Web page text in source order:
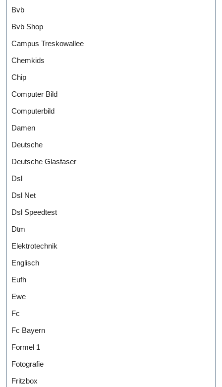
Bvb
Bvb Shop
Campus Treskowallee
Chemkids
Chip
Computer Bild
Computerbild
Damen
Deutsche
Deutsche Glasfaser
Dsl
Dsl Net
Dsl Speedtest
Dtm
Elektrotechnik
Englisch
Eufh
Ewe
Fc
Fc Bayern
Formel 1
Fotografie
Fritzbox